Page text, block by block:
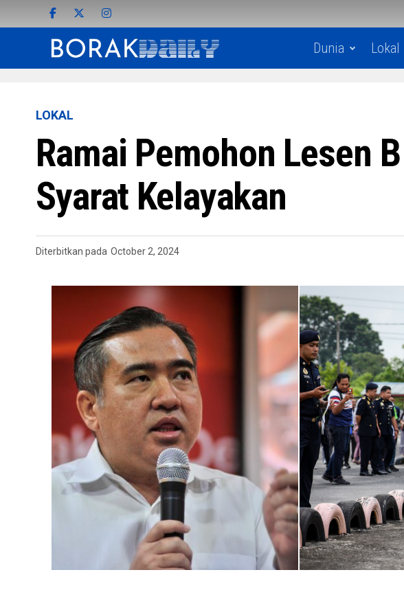
Dunia Lokal
LOKAL
Ramai Pemohon Lesen
Syarat Kelayakan
Diterbitkan pada October 2, 2024